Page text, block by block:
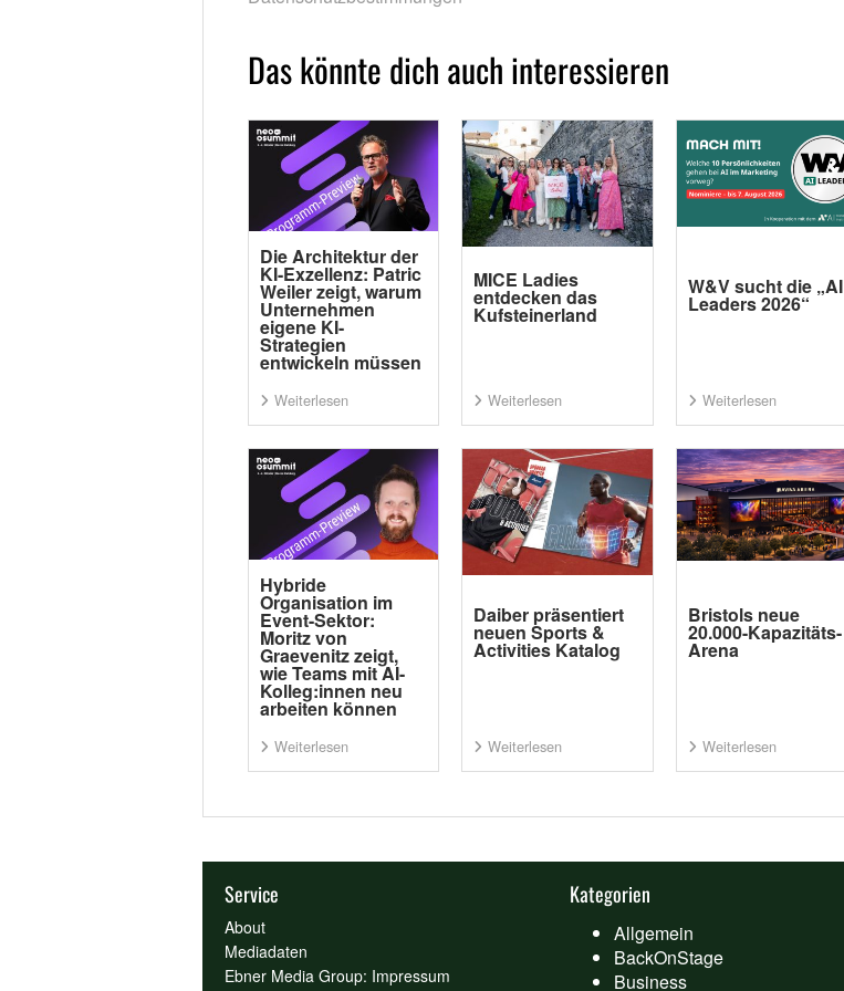
Das könnte dich auch interessieren
Die Architektur der
KI-Exzellenz: Patric
Weiler zeigt, warum
Unternehmen
eigene KI-
Strategien
entwickeln müssen
Weiterlesen
MICE Ladies
entdecken das
Kufsteinerland
Weiterlesen
W&V sucht die „AI
Leaders 2026“
Weiterlesen
Hybride
Organisation im
Event-Sektor:
Moritz von
Graevenitz zeigt,
wie Teams mit AI-
Kolleg:innen neu
arbeiten können
Weiterlesen
Daiber präsentiert
neuen Sports &
Activities Katalog
Weiterlesen
Bristols neue
20.000-Kapazitäts-
Arena
Weiterlesen
Service
About
Mediadaten
Ebner Media Group: Impressum
Kategorien
Allgemein
BackOnStage
Business